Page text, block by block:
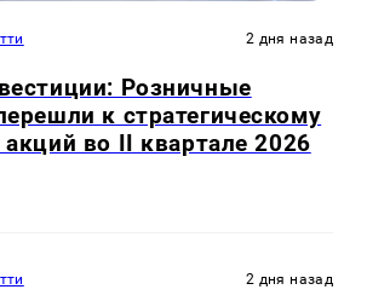
2 дня назад
Розничные
к стратегическому
во II квартале 2026
2 дня назад